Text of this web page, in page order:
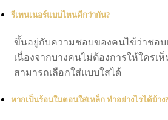
รีเทนเนอร์แบบไหนดีกว่ากัน?
ขึ้นอยู่กับความชอบของคนไข้ว่าชอบ
เนื่องจากบางคนไม่ต้องการให้ใครเห็
สามารถเลือกใส่แบบใสได้
หากเป็นร้อนในตอนใส่เหล็ก ทำอย่างไรได้บ้าง?